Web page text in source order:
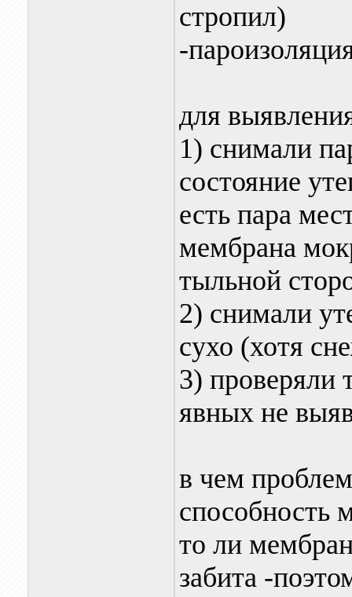
стропил)
-
для
1) снимали
состояние
есть пара
мембрана
тыльной
2) снимали
сухо (хотя
3) проверяли
явных не
в чем
способность
то ли
забита -